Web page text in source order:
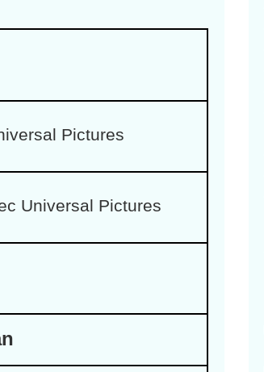
Pictures
Universal Pictures